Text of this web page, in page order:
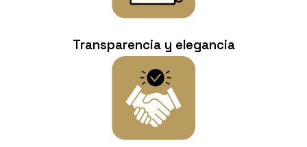
Transparencia y elegancia